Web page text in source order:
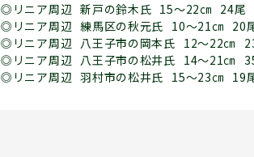
◎リニア周辺 新戸の鈴木氏 15～22㎝ 24尾
◎リニア周辺 練馬区の秋元氏 10～21㎝ 20
◎リニア周辺 八王子市の岡本氏 12～22㎝
◎リニア周辺 八王子市の松井氏 14～21㎝
◎リニア周辺 羽村市の松井氏 15～23㎝ 19